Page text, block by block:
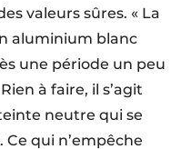
valeurs sûres. « La
aluminium blanc
une période un peu
à faire, il s’agit
neutre qui se
qui n’empêche